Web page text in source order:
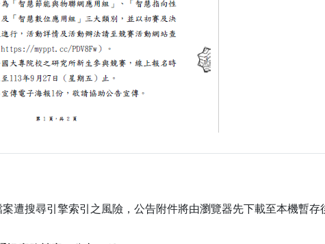
遭搜尋引擎索引之風險，公告附件將由瀏覽器先下載至本機暫